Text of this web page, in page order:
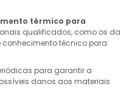
térmico para
qualificados, como os da
conhecimento técnico para
para garantir a
danos aos materiais